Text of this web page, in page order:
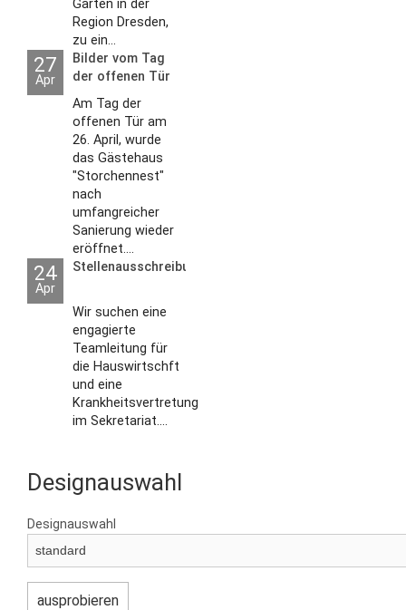
Gärten in der
Region Dresden,
zu ein...
27
Apr
Bilder vom Tag
der offenen Tür
2026
Am Tag der
offenen Tür am
26. April, wurde
das Gästehaus
"Storchennest"
nach
umfangreicher
Sanierung wieder
eröffnet....
24
Apr
Stellenausschreibungen
Wir suchen eine
engagierte
Teamleitung für
die Hauswirtschft
und eine
Krankheitsvertretung
im Sekretariat....
Designauswahl
Designauswahl